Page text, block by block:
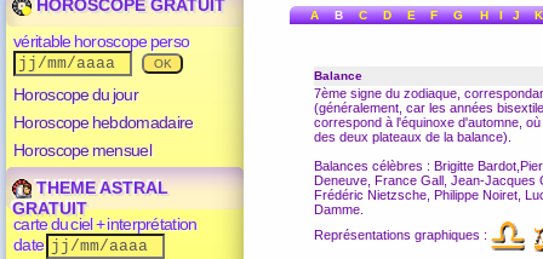
HOROSCOPE GRATUIT
véritable horoscope perso
Horoscope du jour
Horoscope hebdomadaire
Horoscope mensuel
THEME ASTRAL
GRATUIT
carte du ciel + interprétation
date
A B C D E F G H I J K
Balance
7ème signe du zodiaque ,
(généralement, car les années
correspond à l'équinoxe d'automne,
des deux plateaux de la balance).
Balances célèbres : Brigitte
Deneuve, France Gall, Jean-Jacques
Frédéric Nietzsche, Philippe Noiret,
Damme.
Représentations graphiques :